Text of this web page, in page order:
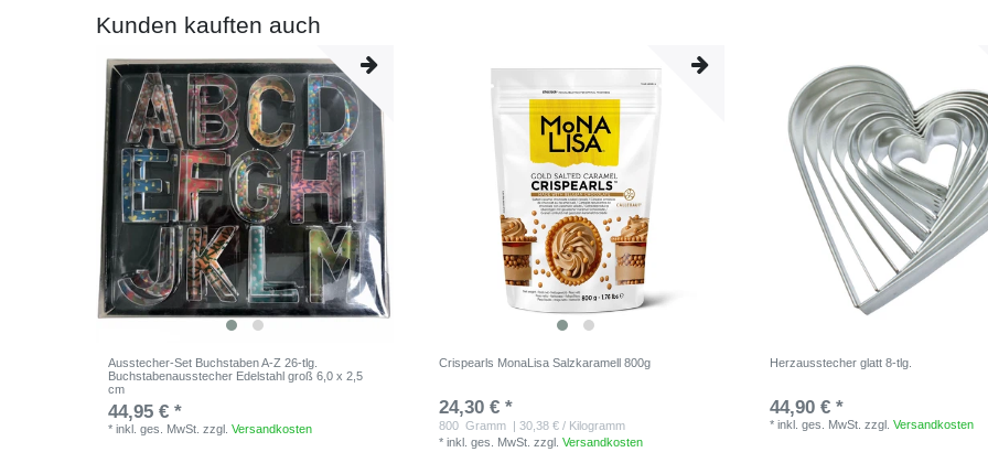
Kunden kauften auch
Ausstecher-Set Buchstaben A-Z 26-tlg.
Buchstabenausstecher Edelstahl groß 6,0 x 2,5
cm
44,95 € *
*inkl. ges. MwSt. zzgl.Versandkosten
Crispearls MonaLisa Salzkaramell 800g
24,30 € *
800 Gramm | 30,38 € / Kilogramm
*inkl. ges. MwSt. zzgl.Versandkosten
Herzausstecher glatt 8-tlg.
44,90 € *
*inkl. ges. MwSt. zzgl.Versandkosten